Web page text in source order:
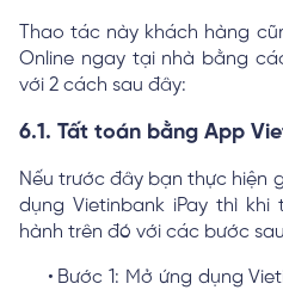
Thao tác này khách hàng
Online ngay tại nhà bằng
với 2 cách sau đây:
6.1. Tất toán bằng App
Nếu trước đây bạn thực hiện
dụng Vietinbank iPay thì
hành trên đó với các bước
Bước 1: Mở ứng dụng